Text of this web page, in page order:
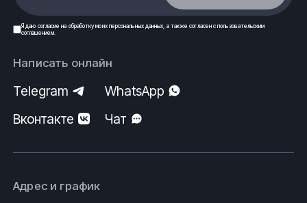
Я даю согласие на обработку моих персональных данных , а также согласен спользовательским
соглашением.
Написать онлайн
Telegram
WhatsApp
Вконтакте
Чат
Адрес и график